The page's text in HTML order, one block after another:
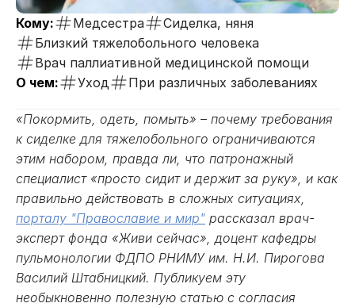
Кому: Медсестра
Сиделка, няня
Близкий тяжелобольного человека
Врач паллиативной медицинской помощи
О чем:
Уход При различных заболеваниях
«Покормить, одеть, помыть» – почему требования
к сиделке для тяжелобольного ограничиваются
этим набором, правда ли, что патронажный
специалист «просто сидит и держит за руку», и как
правильно действовать в сложных ситуациях,
порталу "Православие и мир" рассказал врач-
эксперт фонда «Живи сейчас», доцент кафедры
пульмонологии ФДПО РНИМУ им. Н.И. Пирогова
Василий Штабницкий. Публикуем эту
необыкновенно полезную статью с согласия